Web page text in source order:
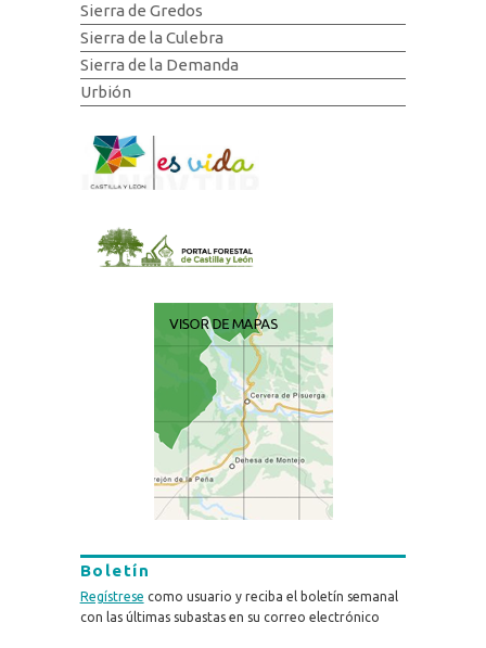
Sierra de Gredos
Sierra de la Culebra
Sierra de la Demanda
Urbión
Boletín
Regístrese como usuario y reciba el boletín semanal
con las últimas subastas en su correo electrónico